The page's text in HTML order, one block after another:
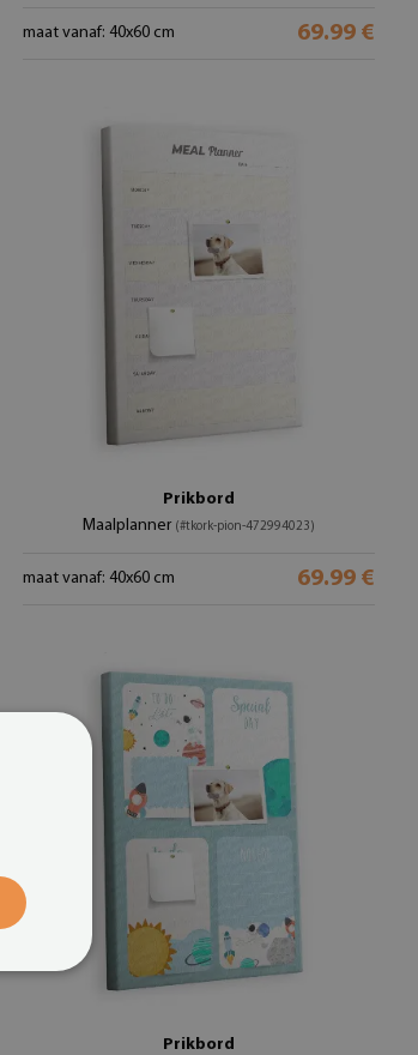
maat vanaf: 40x60 cm 69.99 €
Prikbord
Maalplanner (#tkork-pion-472994023)
maat vanaf: 40x60 cm 69.99 €
Prikbord